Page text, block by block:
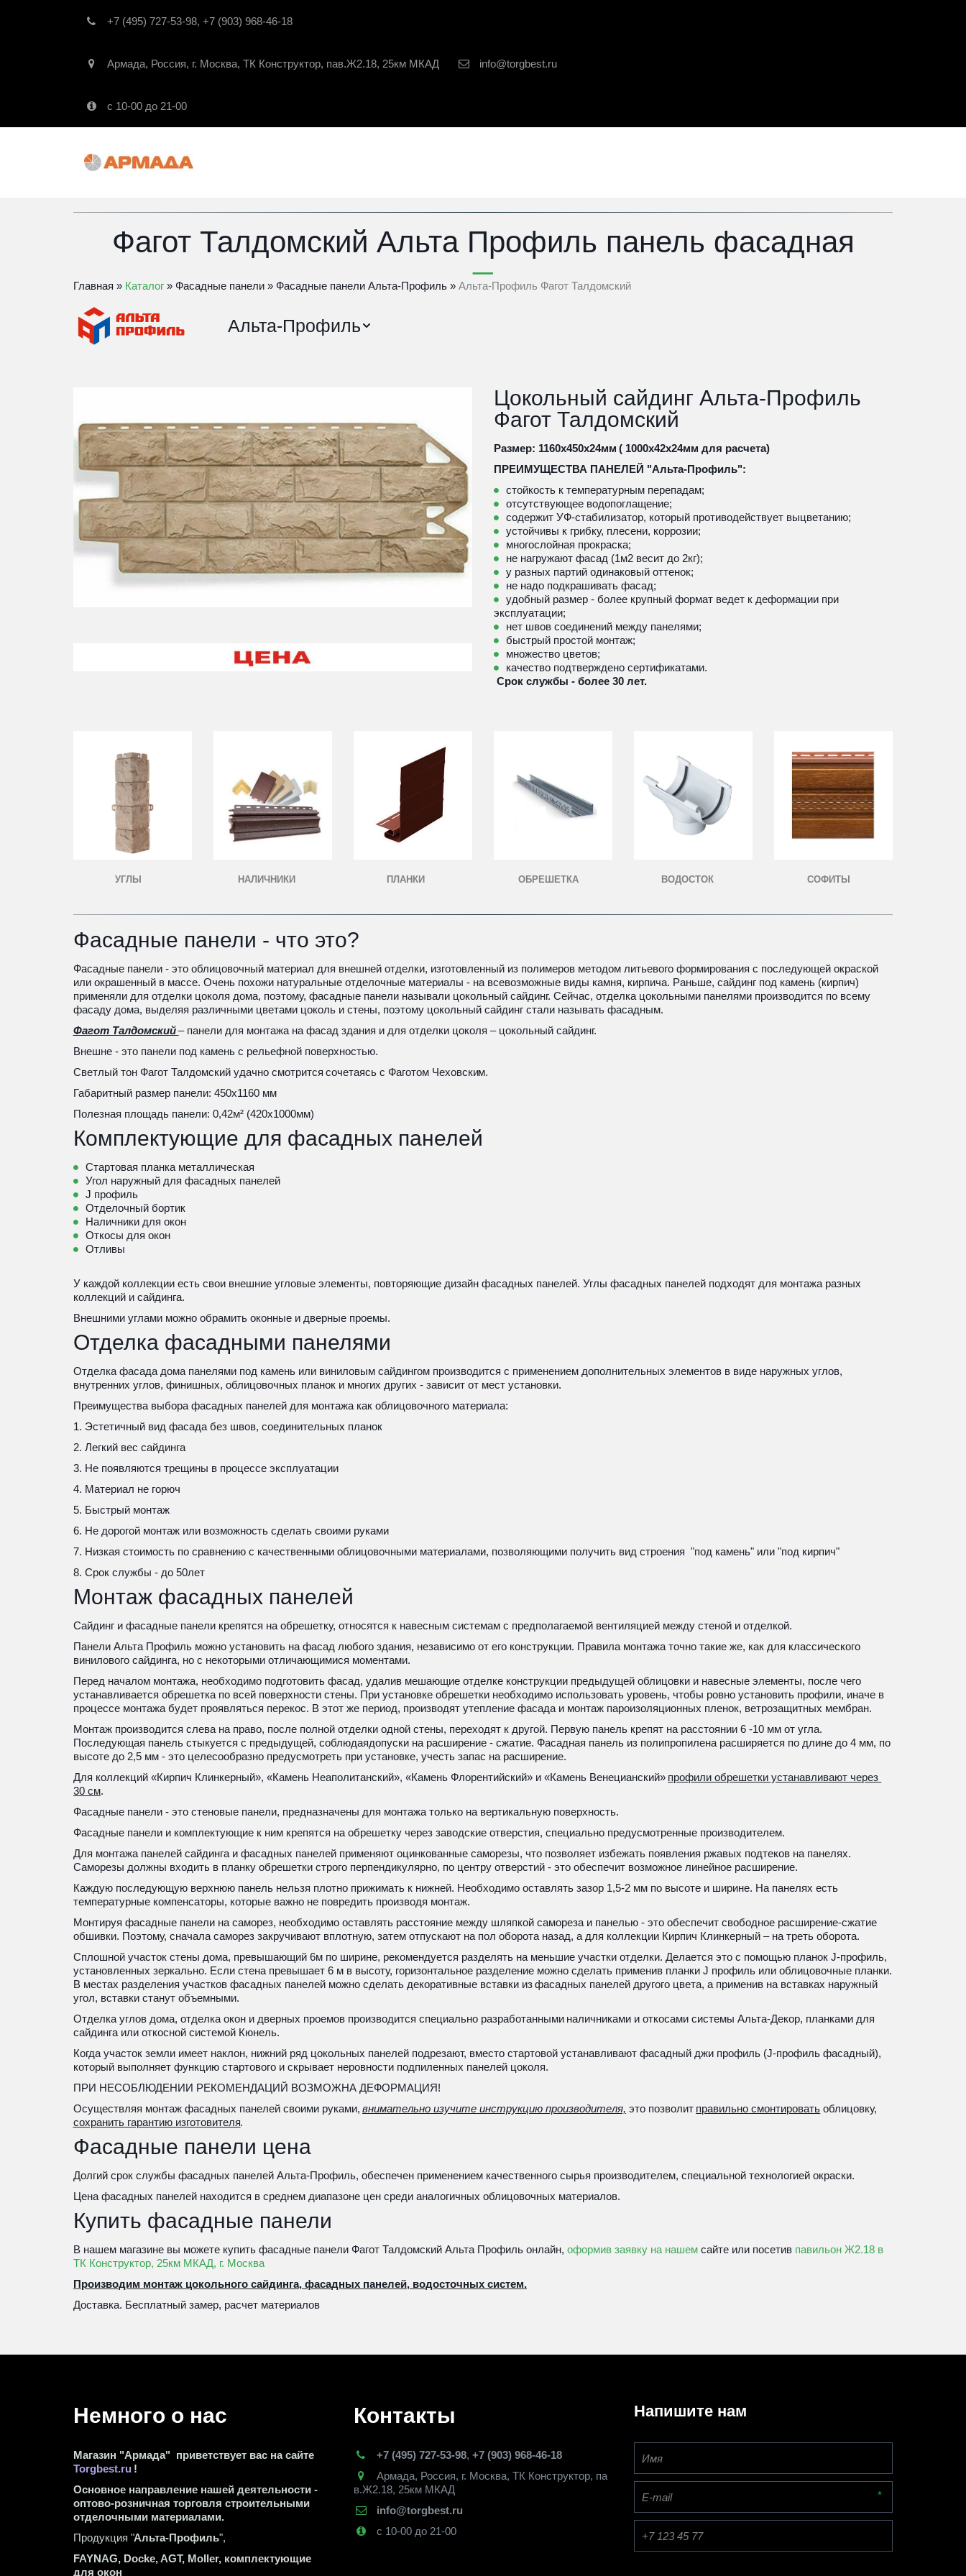
+7 (495) 727-53-98, +7 (903) 968-46-18
Армада, Россия, г. Москва, ТК Конструктор, пав.Ж2.18, 25км МКАД info@torgbest.ru
с 10-00 до 21-00
Фагот Талдомский Альта Профиль панель фасадная
Главная » Каталог » Фасадные панели » Фасадные панели Альта-Профиль » Альта-Профиль Фагот Талдомский
Альта-Профиль
Цокольный сайдинг Альта-Профиль
Фагот Талдомский
Размер: 1160х450х24мм ( 1000х42х24мм для расчета)
ПРЕИМУЩЕСТВА ПАНЕЛЕЙ "Альта-Профиль":
стойкость к температурным перепадам;
отсутствующее водопоглащение;
содержит УФ-стабилизатор, который противодействует выцветанию;
устойчивы к грибку, плесени, коррозии;
многослойная прокраска;
не нагружают фасад (1м2 весит до 2кг);
у разных партий одинаковый оттенок;
не надо подкрашивать фасад;
удобный размер - более крупный формат ведет к деформации при
эксплуатации;
нет швов соединений между панелями;
быстрый простой монтаж;
множество цветов;
качество подтверждено сертификатами.
Срок службы - более 30 лет.
УГЛЫ НАЛИЧНИКИ ПЛАНКИ ОБРЕШЕТКА ВОДОСТОК СОФИТЫ
Фасадные панели - что это?
Фасадные панели - это облицовочный материал для внешней отделки, изготовленный из полимеров методом литьевого формирования с последующей окраской
или окрашенный в массе. Очень похожи натуральные отделочные материалы - на всевозможные виды камня, кирпича. Раньше, сайдинг под камень (кирпич)
применяли для отделки цоколя дома, поэтому, фасадные панели называли цокольный сайдинг. Сейчас, отделка цокольными панелями производится по всему
фасаду дома, выделяя различными цветами цоколь и стены, поэтому цокольный сайдинг стали называть фасадным.
Фагот Талдомский – панели для монтажа на фасад здания и для отделки цоколя – цокольный сайдинг.
Внешне - это панели под камень с рельефной поверхностью.
Светлый тон Фагот Талдомский удачно смотрится сочетаясь с Фаготом Чеховским.
Габаритный размер панели: 450х1160 мм
Полезная площадь панели: 0,42м² (420х1000мм)
Комплектующие для фасадных панелей
Стартовая планка металлическая
Угол наружный для фасадных панелей
J профиль
Отделочный бортик
Наличники для окон
Откосы для окон
Отливы
У каждой коллекции есть свои внешние угловые элементы, повторяющие дизайн фасадных панелей. Углы фасадных панелей подходят для монтажа разных
коллекций и сайдинга.
Внешними углами можно обрамить оконные и дверные проемы.
Отделка фасадными панелями
Отделка фасада дома панелями под камень или виниловым сайдингом производится с применением дополнительных элементов в виде наружных углов,
внутренних углов, финишных, облицовочных планок и многих других - зависит от мест установки.
Преимущества выбора фасадных панелей для монтажа как облицовочного материала:
1. Эстетичный вид фасада без швов, соединительных планок
2. Легкий вес сайдинга
3. Не появляются трещины в процессе эксплуатации
4. Материал не горюч
5. Быстрый монтаж
6. Не дорогой монтаж или возможность сделать своими руками
7. Низкая стоимость по сравнению с качественными облицовочными материалами, позволяющими получить вид строения  "под камень" или "под кирпич"
8. Срок службы - до 50лет
Монтаж фасадных панелей
Сайдинг и фасадные панели крепятся на обрешетку, относятся к навесным системам с предполагаемой вентиляцией между стеной и отделкой.
Панели Альта Профиль можно установить на фасад любого здания, независимо от его конструкции. Правила монтажа точно такие же, как для классического
винилового сайдинга, но с некоторыми отличающимися моментами.
Перед началом монтажа, необходимо подготовить фасад, удалив мешающие отделке конструкции предыдущей облицовки и навесные элементы, после чего
устанавливается обрешетка по всей поверхности стены. При установке обрешетки необходимо использовать уровень, чтобы ровно установить профили, иначе в
процессе монтажа будет проявляться перекос. В этот же период, производят утепление фасада и монтаж пароизоляционных пленок, ветрозащитных мембран.
Монтаж производится слева на право, после полной отделки одной стены, переходят к другой. Первую панель крепят на расстоянии 6 -10 мм от угла.
Последующая панель стыкуется с предыдущей, соблюдаядопуски на расширение - сжатие. Фасадная панель из полипропилена расширяется по длине до 4 мм, по
высоте до 2,5 мм - это целесообразно предусмотреть при установке, учесть запас на расширение.
Для коллекций «Кирпич Клинкерный», «Камень Неаполитанский», «Камень Флорентийский» и «Камень Венецианский» профили обрешетки устанавливают через
30 см.
Фасадные панели - это стеновые панели, предназначены для монтажа только на вертикальную поверхность.
Фасадные панели и комплектующие к ним крепятся на обрешетку через заводские отверстия, специально предусмотренные производителем.
Для монтажа панелей сайдинга и фасадных панелей применяют оцинкованные саморезы, что позволяет избежать появления ржавых подтеков на панелях.
Саморезы должны входить в планку обрешетки строго перпендикулярно, по центру отверстий - это обеспечит возможное линейное расширение.
Каждую последующую верхнюю панель нельзя плотно прижимать к нижней. Необходимо оставлять зазор 1,5-2 мм по высоте и ширине. На панелях есть
температурные компенсаторы, которые важно не повредить производя монтаж.
Монтируя фасадные панели на саморез, необходимо оставлять расстояние между шляпкой самореза и панелью - это обеспечит свободное расширение-сжатие
обшивки. Поэтому, сначала саморез закручивают вплотную, затем отпускают на пол оборота назад, а для коллекции Кирпич Клинкерный – на треть оборота.
Сплошной участок стены дома, превышающий 6м по ширине, рекомендуется разделять на меньшие участки отделки. Делается это с помощью планок J-профиль,
установленных зеркально. Если стена превышает 6 м в высоту, горизонтальное разделение можно сделать применив планки J профиль или облицовочные планки.
В местах разделения участков фасадных панелей можно сделать декоративные вставки из фасадных панелей другого цвета, а применив на вставках наружный
угол, вставки станут объемными.
Отделка углов дома, отделка окон и дверных проемов производится специально разработанными наличниками и откосами системы Альта-Декор, планками для
сайдинга или откосной системой Кюнель.
Когда участок земли имеет наклон, нижний ряд цокольных панелей подрезают, вместо стартовой устанавливают фасадный джи профиль (J-профиль фасадный),
который выполняет функцию стартового и скрывает неровности подпиленных панелей цоколя.
ПРИ НЕСОБЛЮДЕНИИ РЕКОМЕНДАЦИЙ ВОЗМОЖНА ДЕФОРМАЦИЯ!
Осуществляя монтаж фасадных панелей своими руками, внимательно изучите инструкцию производителя, это позволит правильно смонтировать
сохранить гарантию изготовителя.
Фасадные панели цена
Долгий срок службы фасадных панелей Альта-Профиль, обеспечен применением качественного сырья производителем, специальной технологией окраски.
Цена фасадных панелей находится в среднем диапазоне цен среди аналогичных облицовочных материалов.
Купить фасадные панели
В нашем магазине вы можете купить фасадные панели Фагот Талдомский Альта Профиль онлайн, оформив заявку на нашем сайте или посетив павильон Ж2.18 в
ТК Конструктор, 25км МКАД, г. Москва
Производим монтаж цокольного сайдинга, фасадных панелей, водосточных систем.
Доставка. Бесплатный замер, расчет материалов
Немного о нас
Магазин "Армада"  приветствует вас на сайте
Torgbest.ru !
Основное направление нашей деятельности -
оптово-розничная торговля строительными
отделочными материалами.
Продукция "Альта-Профиль",
FAYNAG, Docke, AGT, Moller, комплектующие
для окон
Контакты
+7 (495) 727-53-98, +7 (903) 968-46-18
Армада, Россия, г. Москва, ТК Конструктор, па
в.Ж2.18, 25км МКАД
info@torgbest.ru
с 10-00 до 21-00
Напишите нам
*